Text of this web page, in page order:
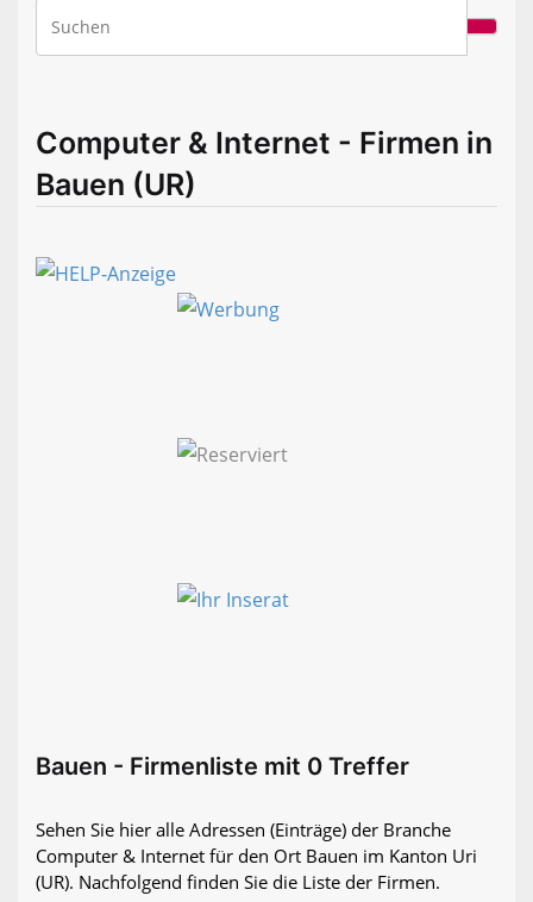
Computer & Internet - Firmen in
Bauen (UR)
Bauen - Firmenliste mit 0 Treffer
Sehen Sie hier alle Adressen (Einträge) der Branche
Computer & Internet für den Ort Bauen im Kanton Uri
(UR). Nachfolgend finden Sie die Liste der Firmen.